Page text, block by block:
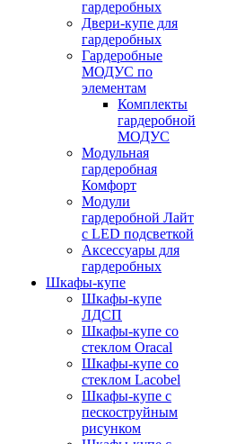
гардеробных
Двери-купе для
гардеробных
Гардеробные
МОДУС по
элементам
Комплекты
гардеробной
МОДУС
Модульная
гардеробная
Комфорт
Модули
гардеробной Лайт
с LED подсветкой
Аксессуары для
гардеробных
Шкафы-купе
Шкафы-купе
ЛДСП
Шкафы-купе со
стеклом Oracal
Шкафы-купе со
стеклом Lacobel
Шкафы-купе с
пескоструйным
рисунком